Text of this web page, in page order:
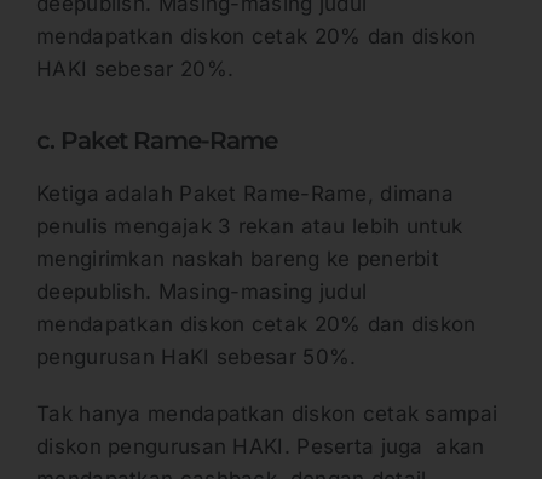
mendapatkan diskon cetak 20% dan diskon
HAKI sebesar 20%.
c. Paket Rame-Rame
Ketiga adalah Paket Rame-Rame, dimana
penulis mengajak 3 rekan atau lebih untuk
mengirimkan naskah bareng ke penerbit
deepublish. Masing-masing judul
mendapatkan diskon cetak 20% dan diskon
pengurusan HaKI sebesar 50%.
Tak hanya mendapatkan diskon cetak sampai
diskon pengurusan HAKI. Peserta juga akan